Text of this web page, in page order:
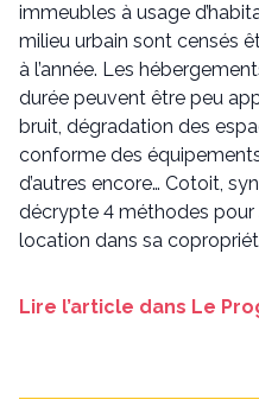
immeubles à usage
milieu urbain sont censés
à l’année. Les
durée peuvent être peu
bruit, dégradation des
conforme des
d’autres encore… Cotoit,
décrypte 4 méthodes pour
location dans sa
Lire l’article dans Le